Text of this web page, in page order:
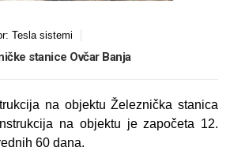
Tesla sistemi
stanice Ovčar Banja
na objektu Železnička stanica
na objektu je započeta 12.
60 dana.